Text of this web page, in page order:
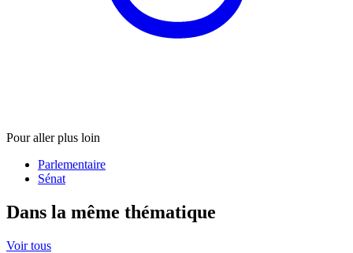
Pour aller plus loin
Parlementaire
Sénat
Dans la même thématique
Voir tous